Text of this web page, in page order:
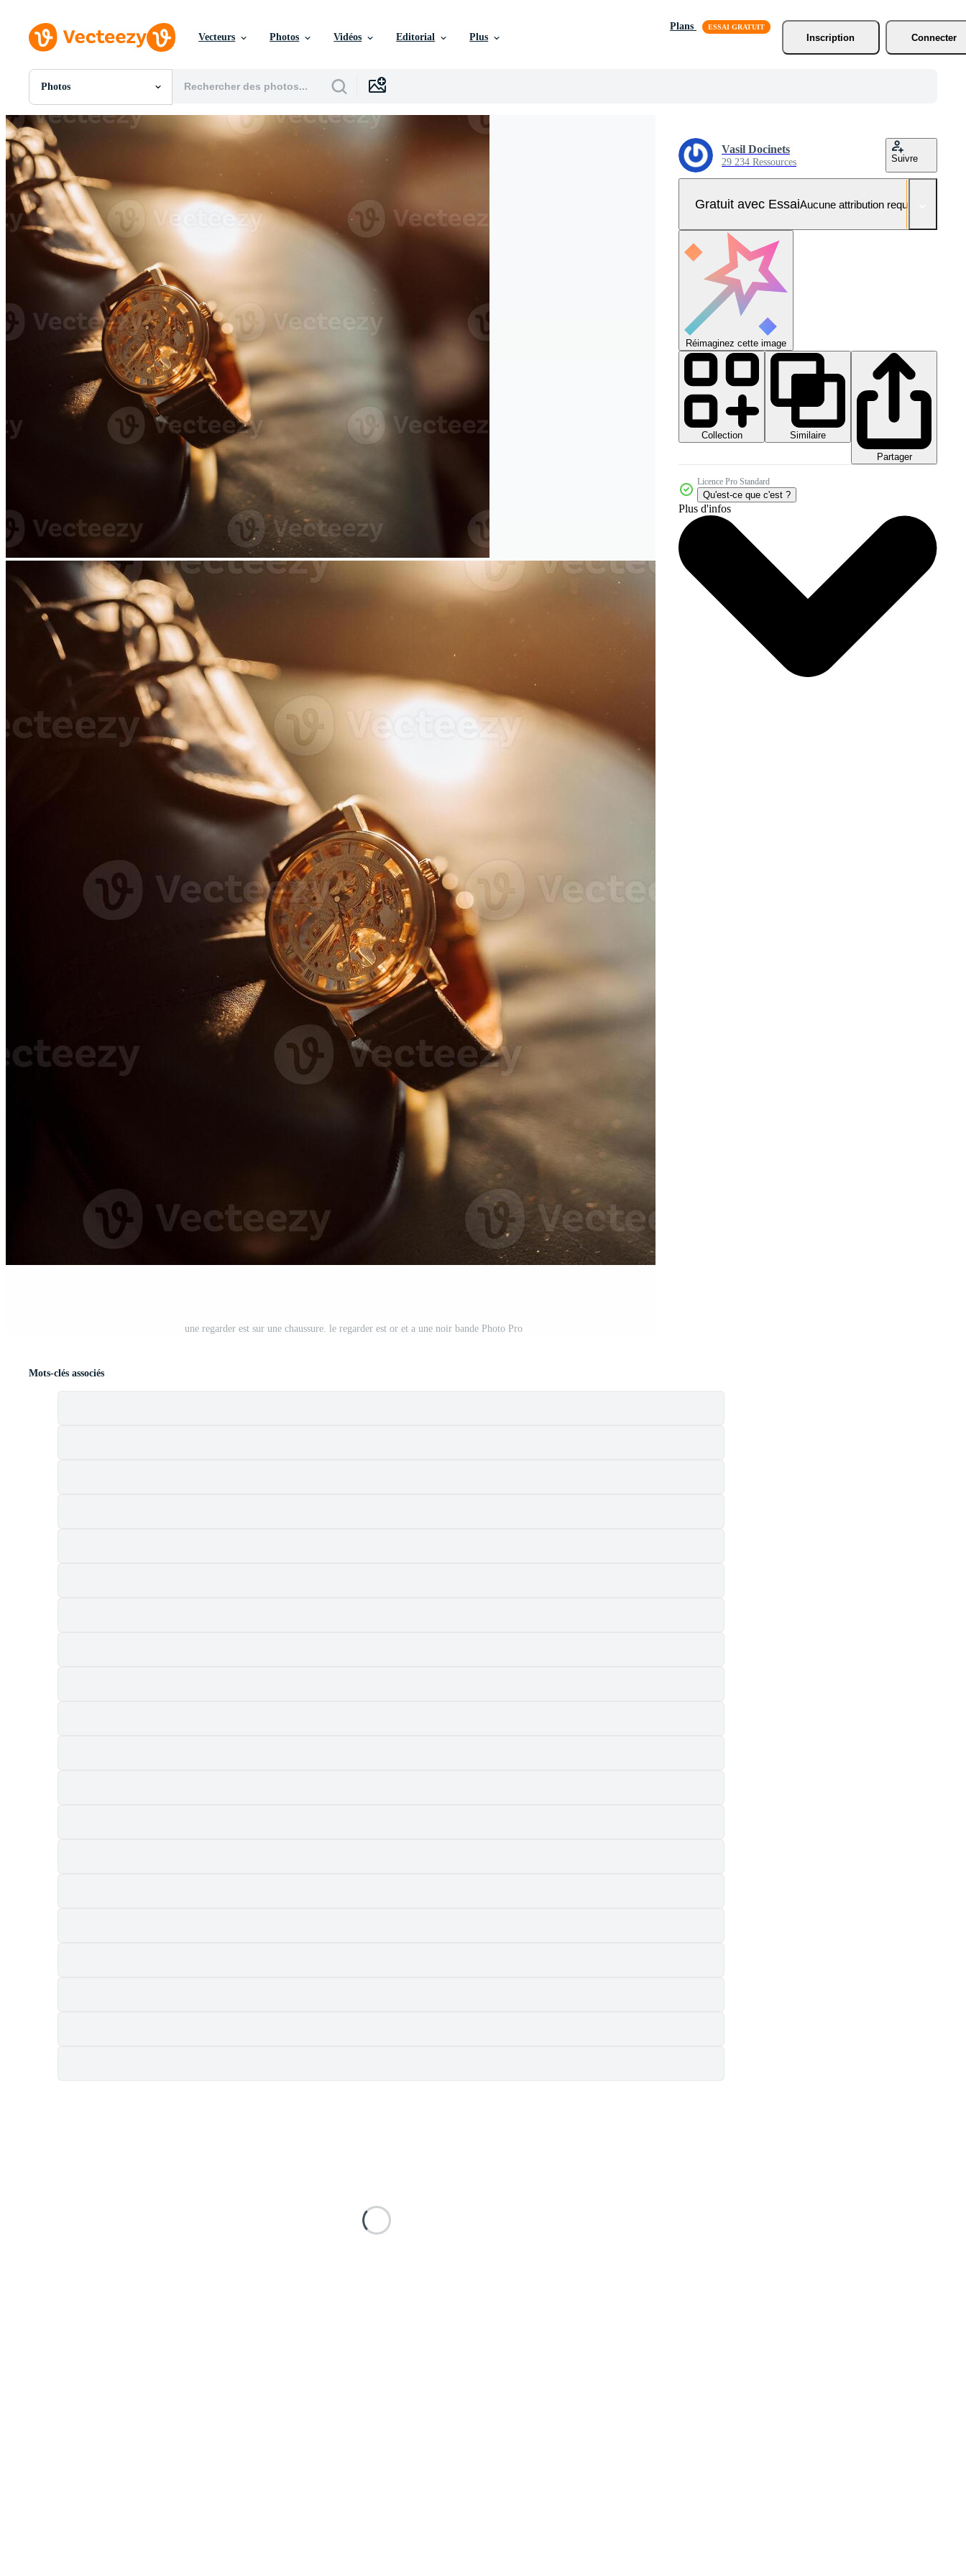
Vecteurs Photos Vidéos Editorial Plus
Plans
Inscription
Connecter
Photos
Toutes Images
Photos
PSDs
SVGs
Modèles
Vecteurs
Vidéos
Motion graphics
Images Éditoriales
Événements Éditoriaux
une regarder est sur une chaussure. le regarder est or et a une noir bande Photo Pro
Vasil Docinets
29 234 Ressources Suivre
Gratuit avec EssaiAucune attribution requise
Réimaginez cette image
Collection
Similaire
Partager
Licence Pro Standard
Qu'est-ce que c'est ?
Plus d'infos
Mots-clés associés